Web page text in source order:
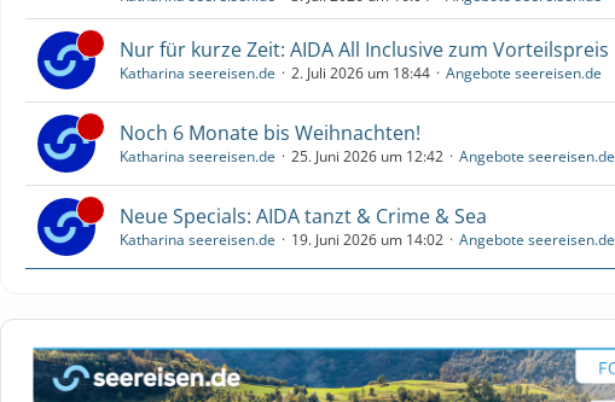
Nur für kurze Zeit: AIDA All Inclusive zum Vorteilspreis
Katharina seereisen.de 2. Juli 2026 um 18:44 Angebote seereisen.de
Noch 6 Monate bis Weihnachten!
Katharina seereisen.de 25. Juni 2026 um 12:42 Angebote seereisen.de
Neue Specials: AIDA tanzt & Crime & Sea
Katharina seereisen.de 19. Juni 2026 um 14:02 Angebote seereisen.de